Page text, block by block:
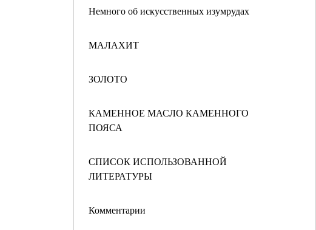
Немного об искусственных изумрудах
МАЛАХИТ
ЗОЛОТО
КАМЕННОЕ МАСЛО КАМЕННОГО
ПОЯСА
СПИСОК ИСПОЛЬЗОВАННОЙ
ЛИТЕРАТУРЫ
Комментарии